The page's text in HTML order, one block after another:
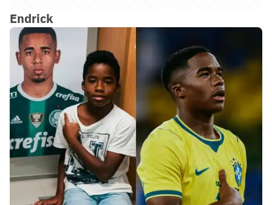
Endrick